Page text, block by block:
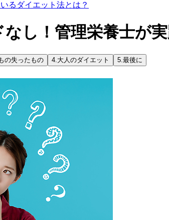
るダイエット法とは？
し！管理栄養士が
の失ったもの 4.大人のダイエット 5.最後に